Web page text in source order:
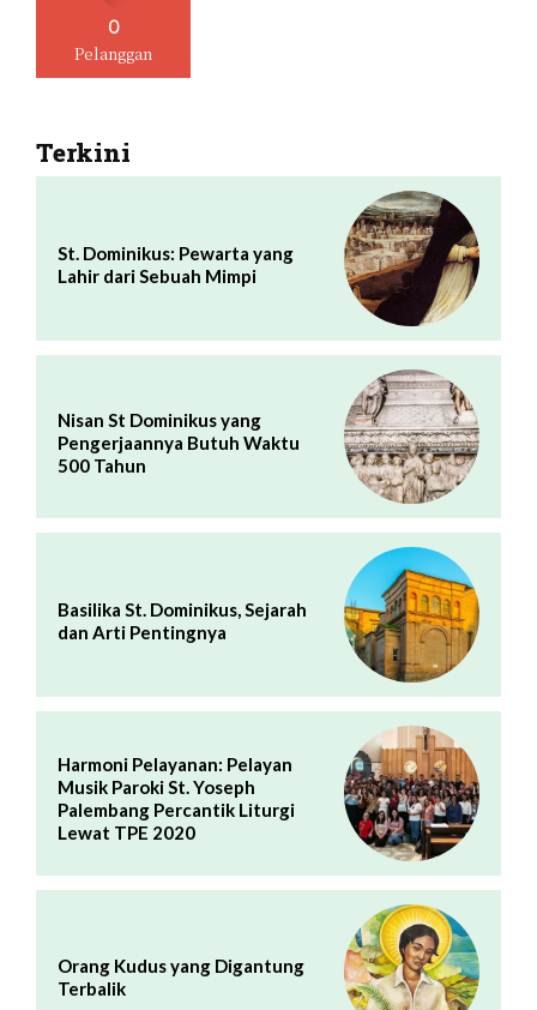
0
Pelanggan
Terkini
St. Dominikus: Pewarta yang
Lahir dari Sebuah Mimpi
Nisan St Dominikus yang
Pengerjaannya Butuh Waktu
500 Tahun
Basilika St. Dominikus, Sejarah
dan Arti Pentingnya
Harmoni Pelayanan: Pelayan
Musik Paroki St. Yoseph
Palembang Percantik Liturgi
Lewat TPE 2020
Orang Kudus yang Digantung
Terbalik